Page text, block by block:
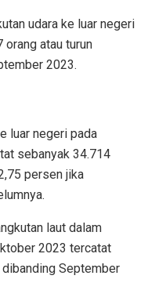
udara ke luar negeri
atau turun
2023.
luar negeri pada
sebanyak 34.714
persen jika
laut dalam
2023 tercatat
September